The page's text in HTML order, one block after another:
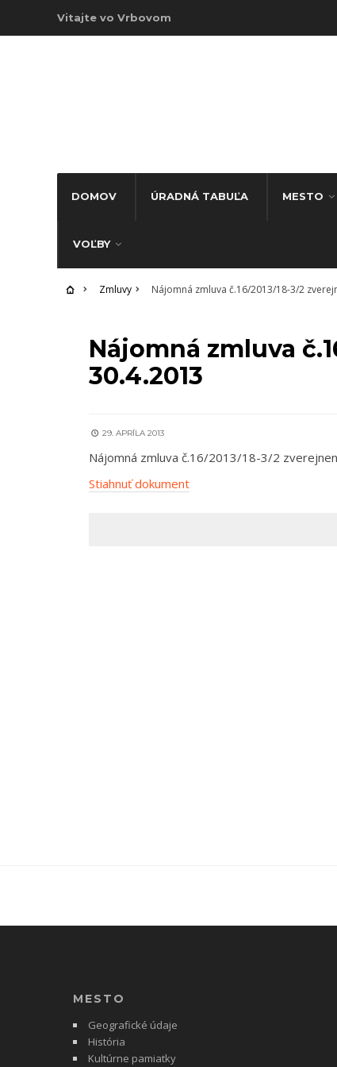
Vitajte vo Vrbovom
DOMOV ÚRADNÁ TABUĽA MESTO
VOĽBY
Zmluvy Nájomná zmluva č.16/2013/18-3/2
ZMLUVY
Nájomná zmluva
30.4.2013
29. APRÍLA 2013
Nájomná zmluva č.16/2013/18-3/2
Stiahnuť dokument
MESTO
Geografické údaje
História
Kultúrne pamiatky